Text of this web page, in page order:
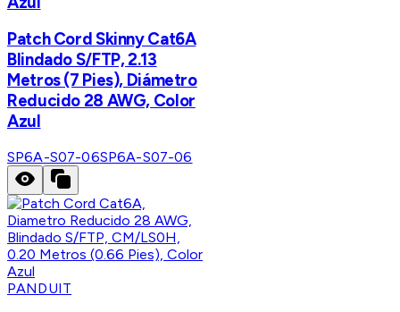
Patch Cord Skinny Cat6A
Blindado S/FTP, 2.13
Metros (7 Pies), Diámetro
Reducido 28 AWG, Color
Azul
SP6A-S07-06SP6A-S07-06
PANDUIT